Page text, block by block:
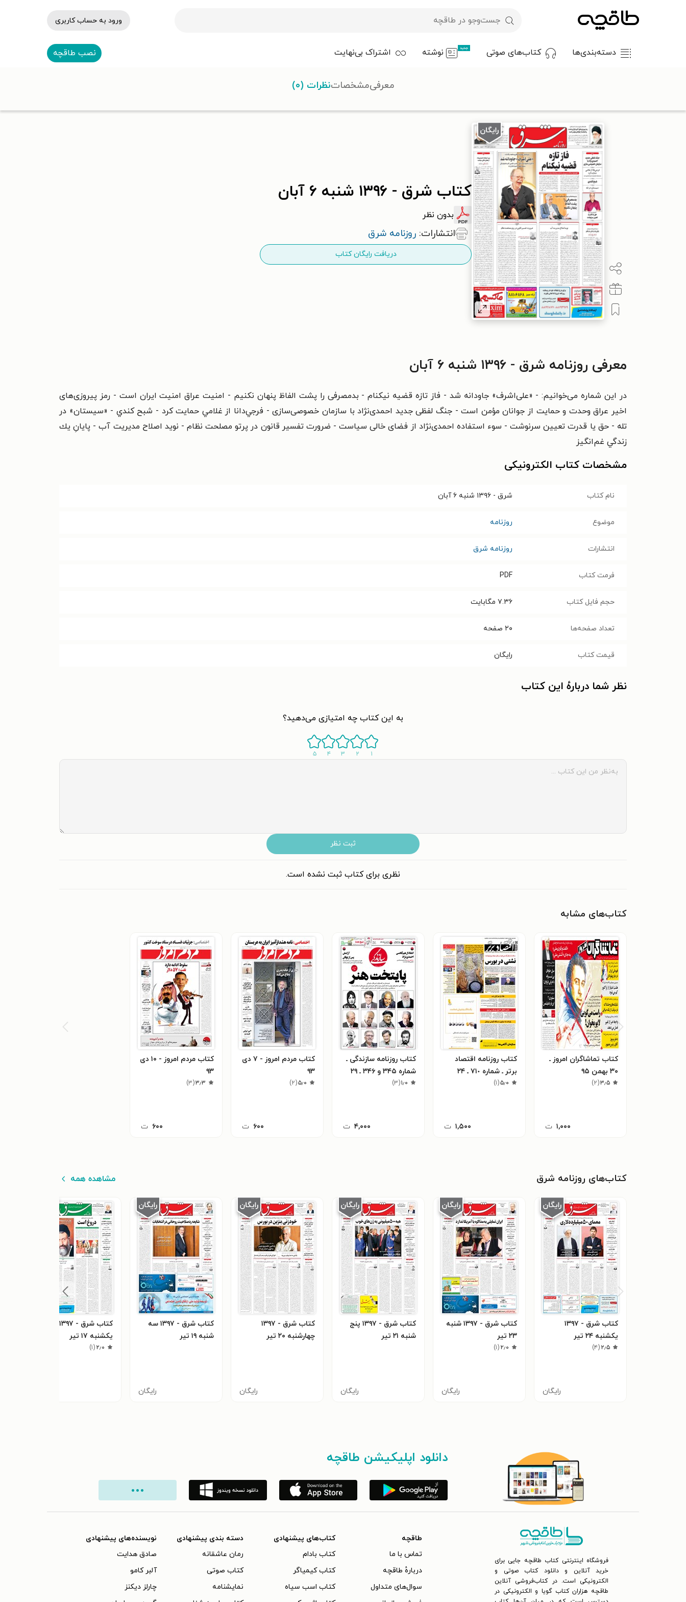
ورود به حساب کاربری
دسته‌بندی‌ها کتاب‌های صوتی جدید نوشته اشتراک بی‌نهایت نصب طاقچه
کتاب شرق - ۱۳۹۶ شنبه ۶ آبان
بدون نظر
انتشارات: روزنامه شرق
دریافت رایگان کتاب
معرفیمشخصاتنظرات (۰)
معرفی روزنامه شرق - ۱۳۹۶ شنبه ۶ آبان
در این شماره می‌خوانیم: - «علی‌اشرف» جاودانه شد - فاز تازه قضیه نیکنام - بدمصرفی را پشت الفاظ پنهان نکنیم - امنيت عراق امنيت ايران است - رمز پیروزی‌های‌
اخیر عراق وحدت و حمایت از جوانان مؤمن است - جنگ لفظی جدید احمدی‌نژاد با سازمان خصوصی‌سازی - فرجي‌دانا از غلامي حمايت كرد - شبح كندي - «سیستان» در
تله - حق یا قدرت تعیین سرنوشت - سوء استفاده احمدی‌نژاد از فضای خالی سیاست - ضرورت تفسیر قانون در پرتو مصلحت نظام - نوید اصلاح مدیریت آب - پايانِ يك
زندگي غم‌انگيز
مشخصات کتاب الکترونیکی
نام کتاب شرق - ۱۳۹۶ شنبه ۶ آبان
موضوع روزنامه
انتشارات روزنامه شرق
فرمت کتاب PDF
حجم فایل کتاب ۷.۳۶ مگابایت
تعداد صفحه‌ها ۲۰ صفحه
قیمت کتاب رایگان
نظر شما دربارهٔ این کتاب
به این کتاب چه امتیازی می‌دهید؟
۱ ۲ ۳ ۴ ۵
ثبت نظر
نظری برای کتاب ثبت نشده است.
کتاب‌های مشابه
کتاب تماشاگران امروز ـ
۳۰ بهمن ۹۵
۳٫۵(۲)
۱,۰۰۰ ت
کتاب روزنامه اقتصاد
برتر ـ شماره ٧١٠ ـ ٢۴
اردیبهشت ٩٩
۵٫۰(۱)
۱,۵۰۰ ت
کتاب روزنامه سازندگی ـ
شماره ۳۴۵ و ۳۴۶ ـ ۲۹
فروردین ۹۸
۱٫۰(۳)
۴,۰۰۰ ت
کتاب مردم امروز - ۷ دی
۹۳
۵٫۰(۲)
۶۰۰ ت
کتاب مردم امروز - ۱۰ دی
۹۳
۳٫۳(۳)
۶۰۰ ت
کتاب‌های روزنامه شرق مشاهده همه
کتاب شرق - ۱۳۹۷
يکشنبه ۲۴ تير
۲٫۵(۴)
رایگان
کتاب شرق - ۱۳۹۷ شنبه
۲۳ تير
۲٫۰(۱)
رایگان
کتاب شرق - ۱۳۹۷ پنج
شنبه ۲۱ تير
رایگان
کتاب شرق - ۱۳۹۷
چهارشنبه ۲۰ تير
رایگان
کتاب شرق - ۱۳۹۷ سه
شنبه ۱۹ تير
رایگان
کتاب شرق - ۱۳۹۷
يکشنبه ۱۷ تير
۲٫۰(۱)
دانلود اپلیکیشن طاقچه
فروشگاه اینترنتی کتاب طاقچه جایی برای
خرید آنلاین و دانلود کتاب صوتی و
الکترونیکی است. در کتاب‌فروشی آنلاین
طاقچه هزاران کتاب گویا و الکترونیکی در
طاقچه
تماس با ما
دربارهٔ طاقچه
سوال‌های متداول
کتاب‌های پیشنهادی
کتاب بادام
کتاب کیمیاگر
کتاب اسب سیاه
دسته بندی پیشنهادی
رمان عاشقانه
کتاب‌ صوتی
نمایشنامه
نویسنده‌های پیشنهادی
صادق هدایت
آلبر کامو
چارلز دیکنز